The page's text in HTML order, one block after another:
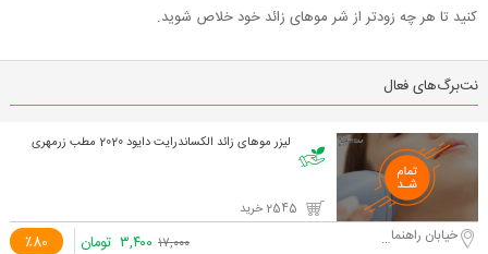
کنید تا هر چه زودتر از شر موهای زائد خود خلاص شوید.
نت‌برگ‌های فعال
لیزر موهای زائد الکساندرایت دایود 2020 مطب زرمهری
٪80 خیابان راهنمایی ۱۷,۰۰۰ ۳,۴۰۰ تومان